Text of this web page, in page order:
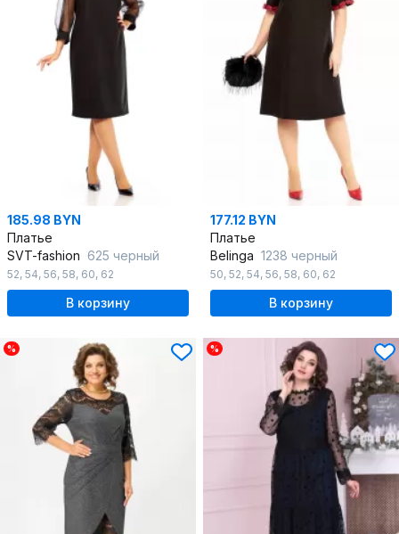
185.98 BYN
Платье
SVT-fashion 625 черный
52, 54, 56, 58, 60, 62
В корзину
177.12 BYN
Платье
Belinga 1238 черный
50, 52, 54, 56, 58, 60, 62
В корзину
% %